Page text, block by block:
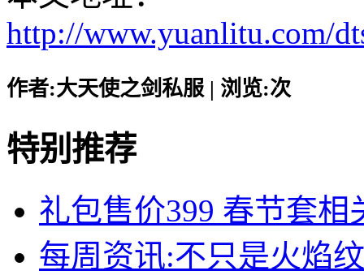
http://www.yuanlitu.com/
作者:大天使之剑私服 | 浏览:次
特别推荐
礼包售价399 春节套
每周资讯:不只是火焰